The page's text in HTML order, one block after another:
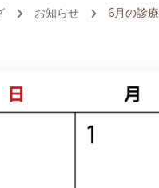
お知らせ 6月の診